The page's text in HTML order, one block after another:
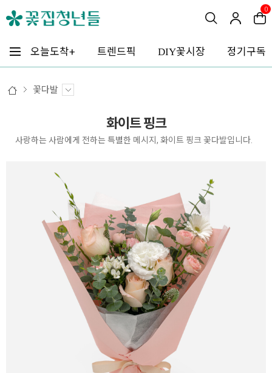
0
오늘도착+ 트렌드픽 DIY꽃시장 정기구독
꽃다발
화이트 핑크
사랑하는 사람에게 전하는 특별한 메시지, 화이트 핑크 꽃다발입니다.